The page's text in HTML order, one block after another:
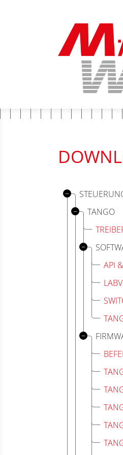
TANGO
API